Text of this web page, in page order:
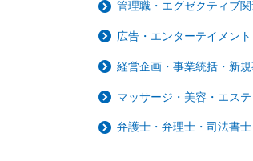
管理職・エグゼクティブ関
広告・エンターテイメン
経営企画・事業統括・新
マッサージ・美容・エス
弁護士・弁理士・司法書